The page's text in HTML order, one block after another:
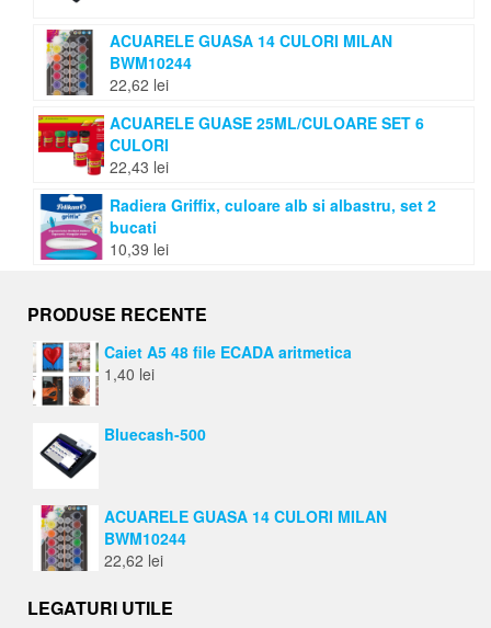
ACUARELE GUASA 14 CULORI MILAN
BWM10244
22,62 lei
ACUARELE GUASE 25ML/CULOARE SET 6
CULORI
22,43 lei
Radiera Griffix, culoare alb si albastru, set 2
bucati
10,39 lei
PRODUSE RECENTE
Caiet A5 48 file ECADA aritmetica
1,40 lei
Bluecash-500
ACUARELE GUASA 14 CULORI MILAN
BWM10244
22,62 lei
LEGATURI UTILE